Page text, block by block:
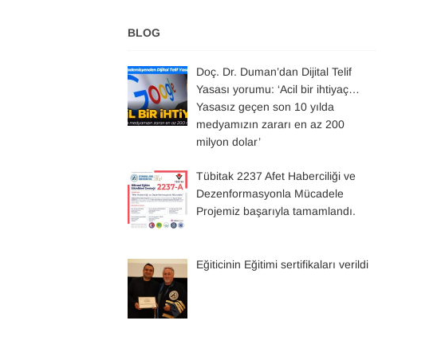
BLOG
Doç. Dr. Duman’dan Dijital Telif
Yasası yorumu: ‘Acil bir ihtiyaç…
Yasasız geçen son 10 yılda
medyamızın zararı en az 200
milyon dolar’
Tübitak 2237 Afet Haberciliği ve
Dezenformasyonla Mücadele
Projemiz başarıyla tamamlandı.
Eğiticinin Eğitimi sertifikaları verildi